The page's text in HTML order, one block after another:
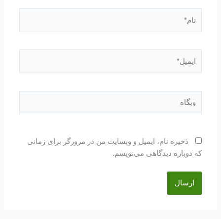
ذخیره نام، ایمیل و وبسایت من در مرورگر برای زمانی
که دوباره دیدگاهی می‌نویسم.